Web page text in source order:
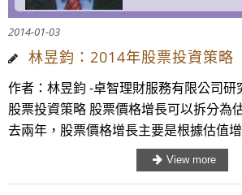
2014-01-03
林昱鈞：2014年股票投資策略
作者：林昱鈞 -卓智理財服務有限公司
股票投資策略 股票價格增長可以拆分為
去兩年，股票價格增長主要是根據估值